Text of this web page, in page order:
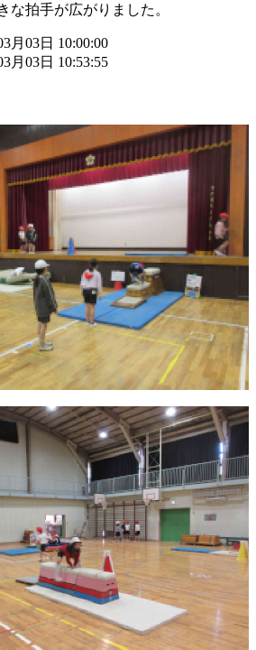
な拍手が広がりました。
月03日 10:00:00
月03日 10:53:55